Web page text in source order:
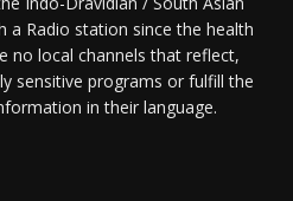
a Radio station since the health
no local channels that reflect,
sensitive programs or fulfill the
in their language.